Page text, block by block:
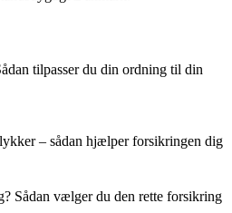
tilpasser du din ordning til din
– sådan hjælper forsikringen dig
Sådan vælger du den rette forsikring